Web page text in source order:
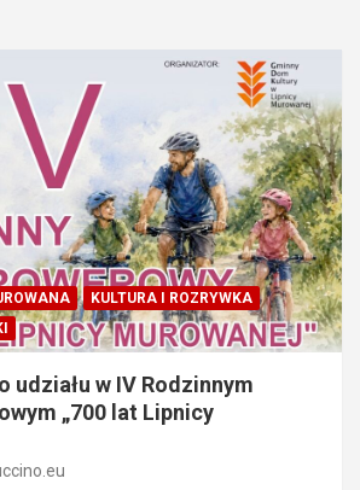
KULTURA I ROZRYWKA
udziału w IV Rodzinnym
„700 lat Lipnicy